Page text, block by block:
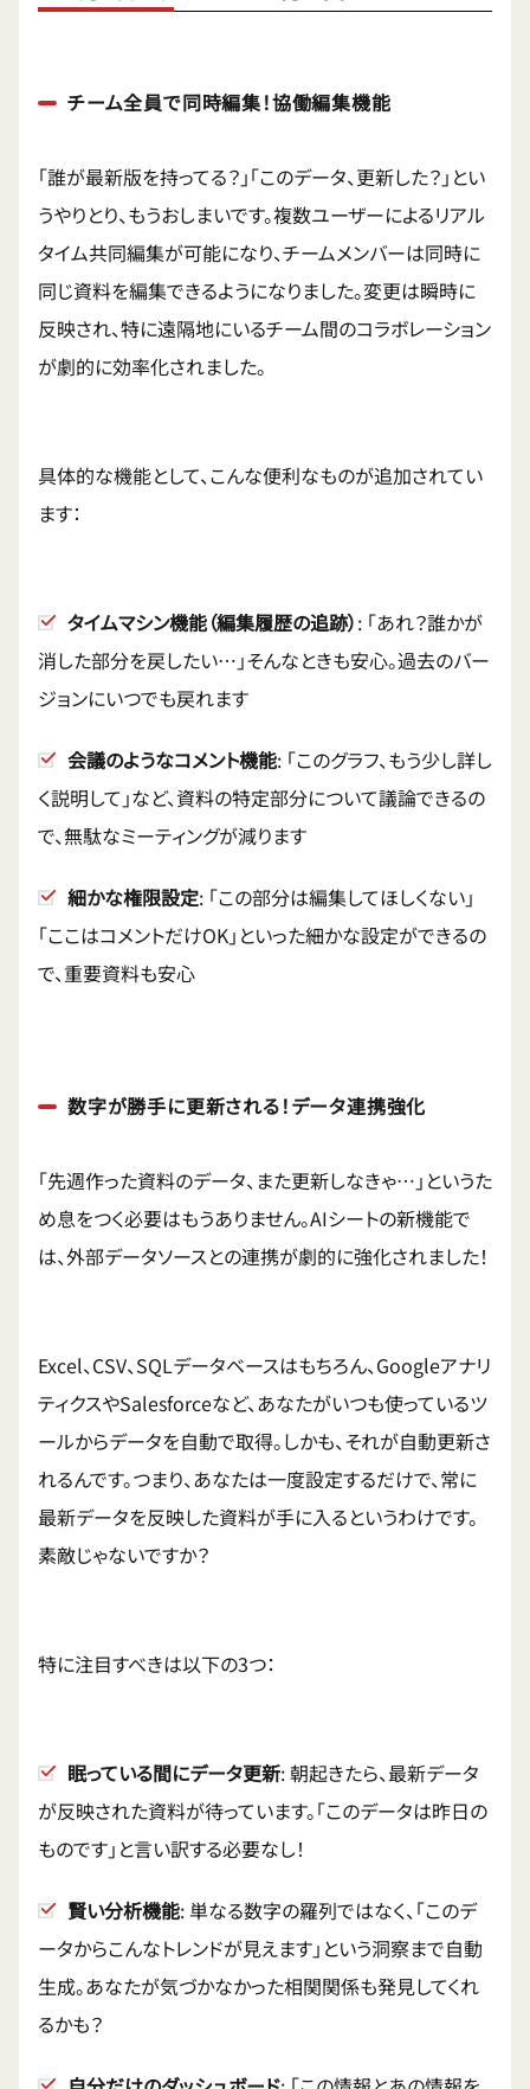
チーム全員で同時編集！協働編集機能
「誰が最新版を持ってる？」「このデータ、更新した？」とい
うやりとり、もうおしまいです。複数ユーザーによるリアル
タイム共同編集が可能になり、チームメンバーは同時に
同じ資料を編集できるようになりました。変更は瞬時に
反映され、特に遠隔地にいるチーム間のコラボレーション
が劇的に効率化されました。
具体的な機能として、こんな便利なものが追加されてい
ます：
タイムマシン機能（編集履歴の追跡）: 「あれ？誰かが
消した部分を戻したい…」そんなときも安心。過去のバー
ジョンにいつでも戻れます
会議のようなコメント機能: 「このグラフ、もう少し詳し
く説明して」など、資料の特定部分について議論できるの
で、無駄なミーティングが減ります
細かな権限設定: 「この部分は編集してほしくない」
「ここはコメントだけOK」といった細かな設定ができるの
で、重要資料も安心
数字が勝手に更新される！データ連携強化
「先週作った資料のデータ、また更新しなきゃ…」というた
め息をつく必要はもうありません。AIシートの新機能で
は、外部データソースとの連携が劇的に強化されました！
Excel、CSV、SQLデータベースはもちろん、Googleアナリ
ティクスやSalesforceなど、あなたがいつも使っているツ
ールからデータを自動で取得。しかも、それが自動更新さ
れるんです。つまり、あなたは一度設定するだけで、常に
最新データを反映した資料が手に入るというわけです。
素敵じゃないですか？
特に注目すべきは以下の3つ：
眠っている間にデータ更新: 朝起きたら、最新データ
が反映された資料が待っています。「このデータは昨日の
ものです」と言い訳する必要なし！
賢い分析機能: 単なる数字の羅列ではなく、「このデ
ータからこんなトレンドが見えます」という洞察まで自動
生成。あなたが気づかなかった相関関係も発見してくれ
るかも？